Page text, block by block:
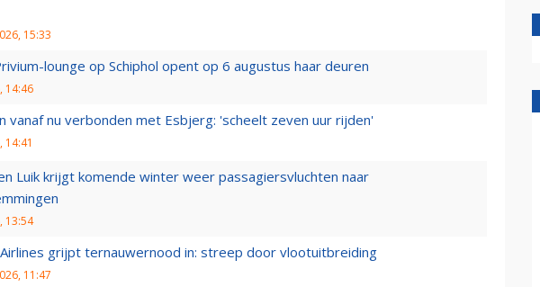
15:33
lounge op Schiphol opent op 6 augustus haar deuren
14:46
vanaf nu verbonden met Esbjerg: 'scheelt zeven uur rijden'
14:41
Luik krijgt komende winter weer passagiersvluchten naar
13:54
grijpt ternauwernood in: streep door vlootuitbreiding
11:47